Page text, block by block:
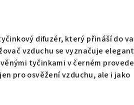
difuzér, který přináší do
vzduchu se vyznačuje
tyčinkami v černém
pro osvěžení vzduchu, ale i jako